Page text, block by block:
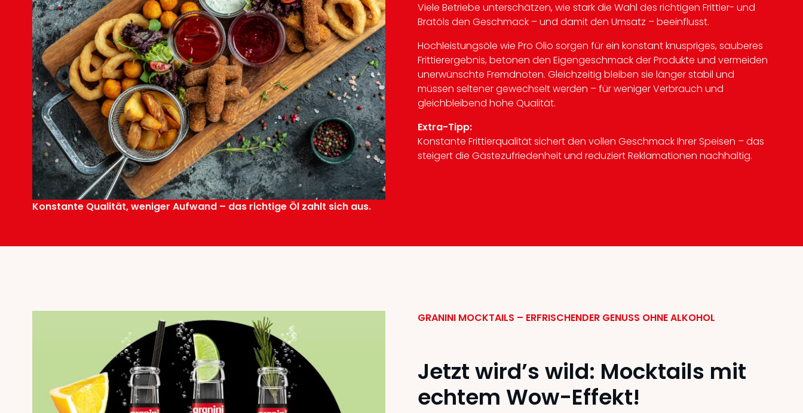
Konstante Qualität, weniger Aufwand – das richtige Öl zahlt sich aus.
Viele Betriebe unterschätzen, wie stark die Wahl des richtigen Frittier- und
Bratöls den Geschmack – und damit den Umsatz – beeinflusst.
Hochleistungsöle wie Pro Olio sorgen für ein konstant knuspriges, sauberes
Frittierergebnis, betonen den Eigengeschmack der Produkte und vermeiden
unerwünschte Fremdnoten. Gleichzeitig bleiben sie länger stabil und
müssen seltener gewechselt werden – für weniger Verbrauch und
gleichbleibend hohe Qualität.
Extra-Tipp:
Konstante Frittierqualität sichert den vollen Geschmack Ihrer Speisen – das
steigert die Gästezufriedenheit und reduziert Reklamationen nachhaltig.
GRANINI MOCKTAILS – ERFRISCHENDER GENUSS OHNE ALKOHOL
Jetzt wird’s wild: Mocktails mit
echtem Wow-Effekt!